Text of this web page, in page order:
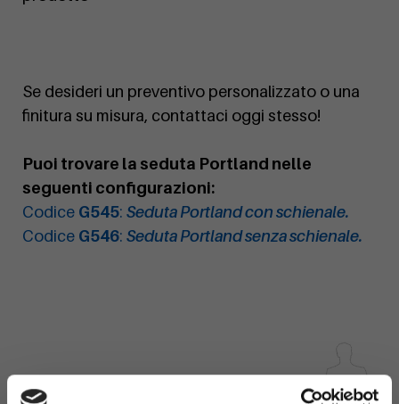
Se desideri un preventivo personalizzato o una
finitura su misura, contattaci oggi stesso!
Puoi trovare la seduta Portland nelle
seguenti configurazioni:
Codice G545: Seduta Portland con schienale.
Codice G546: Seduta Portland senza schienale.